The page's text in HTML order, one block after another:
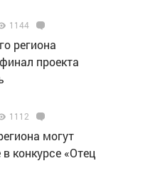
1144
региона
проекта
1112
могут
конкурсе «Отец